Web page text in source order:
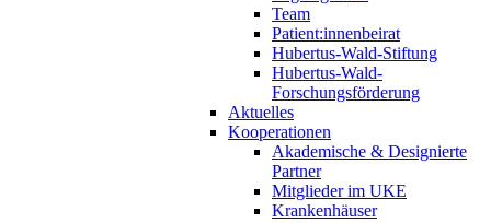
Team
Patient:innenbeirat
Hubertus-Wald-Stiftung
Hubertus-Wald-
Forschungsförderung
Aktuelles
Kooperationen
Akademische & Designierte
Partner
Mitglieder im UKE
Krankenhäuser